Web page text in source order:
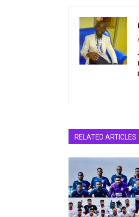
RELATED ARTICLES